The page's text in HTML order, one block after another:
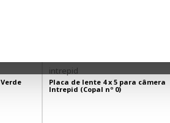
intrepid
Placa de lente 4 x 5 para câmera
Intrepid (Copal nº 0)